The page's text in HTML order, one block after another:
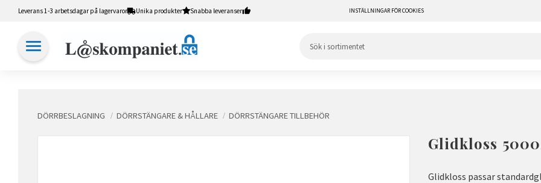
Leverans 1-3 arbetsdagar på lagervaror Unika produkter Snabba leveranser INSTÄLLNINGAR FÖR COOKIES
DÖRRBESLAGNING DÖRRSTÄNGARE & HÅLLARE DÖRRSTÄNGARE TILLBEHÖR
Glidkloss
Glidkloss passar